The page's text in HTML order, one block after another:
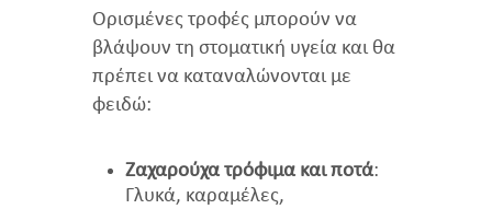
Ορισμένες τροφές μπορούν να
βλάψουν τη στοματική υγεία και θα
πρέπει να καταναλώνονται με
φειδώ:
Ζαχαρούχα τρόφιμα και ποτά:
Γλυκά, καραμέλες,